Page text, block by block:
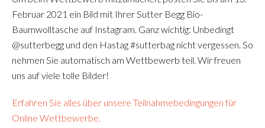
Februar 2021 ein Bild mit Ihrer Sutter Begg Bio-
Baumwolltasche auf Instagram. Ganz wichtig: Unbedingt
@sutterbegg und den Hastag #sutterbag nicht vergessen. So
nehmen Sie automatisch am Wettbewerb teil. Wir freuen
uns auf viele tolle Bilder!
Erfahren Sie alles über unsere Teilnahmebedingungen für
Online Wettbewerbe.